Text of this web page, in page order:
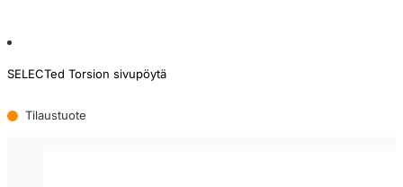
SELECTed Torsion sivupöytä
Tilaustuote